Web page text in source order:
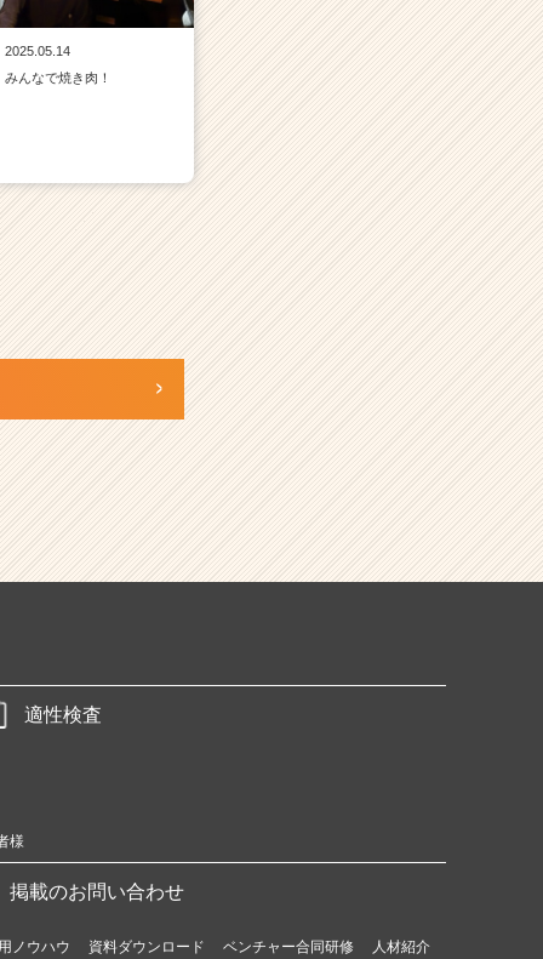
2025.05.14
みんなで焼き肉！
適性検査
様
掲載のお問い合わせ
ノウハウ 資料ダウンロード ベンチャー合同研修 人材紹介